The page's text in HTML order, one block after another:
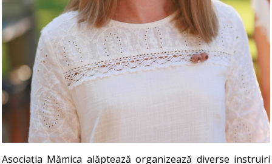
Asociația Mămica alăptează organizează diverse instruiri